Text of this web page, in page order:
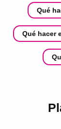
Qué
Qué hacer